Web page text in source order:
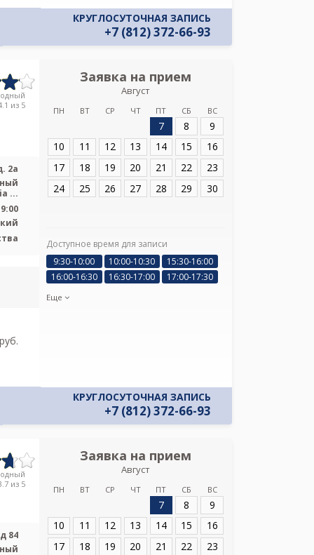
КРУГЛОСУТОЧНАЯ ЗАПИСЬ
+7 (812) 372-66-93
из 5
2а
закрытый тип, МРТ Philips Ingenia ...
Заявка на прием
Август
ПН ВТ СР ЧТ ПТ СБ ВС
7 8
9
10
11 12 13 14 15
16
17
18 19 20 21 22
23
24
25 26 27 28 29 30
Доступное время для записи
9:30-10:00
10:00-10:30
15:30-16:00
16:00-16:30
16:30-17:00 17:00-17:30
Еще
КРУГЛОСУТОЧНАЯ ЗАПИСЬ
+7 (812) 372-66-93
из 5
84
Заявка на прием
Август
ПН ВТ СР ЧТ ПТ СБ ВС
7 8
9
10
11 12 13 14 15
16
17
18 19 20 21 22 23